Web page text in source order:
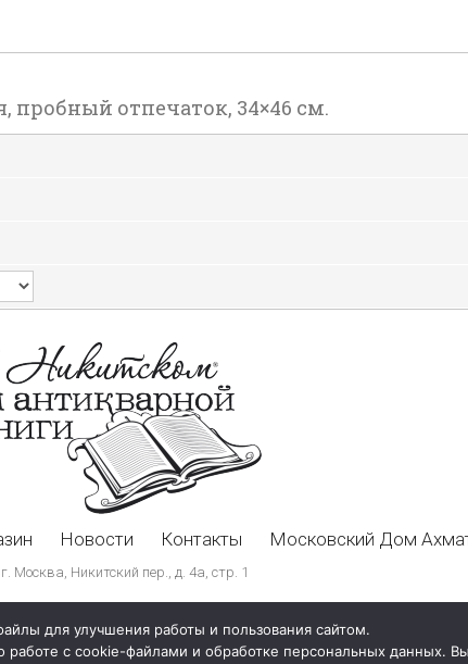
пробный отпечаток, 34×46 см.
Новости Контакты Московский Дом
Москва, Никитский пер., д. 4а, стр. 1
для улучшения работы и пользования сайтом.
работе с cookie-файлами и обработке персональных данных.